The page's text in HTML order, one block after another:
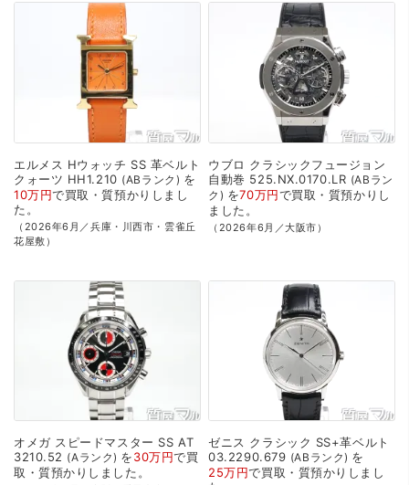
エルメス Hウォッチ SS 革ベルト
クォーツ HH1.210 ABランク
を
10万円で買取・質預かり しまし
た。
（2026年6月／兵庫・川西市・雲雀丘
花屋敷）
ウブロ クラシックフュージョン
自動巻 525.NX.0170.LR
ABラン
ク
を70万円で買取・質預かり し
ました。
（2026年6月／大阪市）
オメガ スピードマスター SS AT
3210.52
Aランク を30万円で買
取・質預かり しました。
ゼニス クラシック SS+革ベルト
03.2290.679
ABランク を
25万円で買取・質預かり しまし